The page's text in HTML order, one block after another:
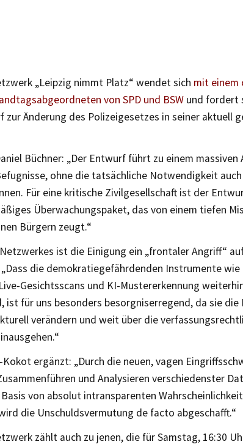
„Leipzig nimmt Platz“ wendet sich mit einem
von SPD und BSW und fordert
zur Änderung des Polizeigesetzes in seiner aktuell
Büchner: „Der Entwurf führt zu einem massiven
ohne die tatsächliche Notwendigkeit
Für eine kritische Zivilgesellschaft ist der
Überwachungspaket, das von einem tiefen
Bürgern zeugt.“
ist die Einigung ein „frontaler Angriff“
die demokratiegefährdenden Instrumente wie
Gesichtsscans und KI-Mustererkennung
ist für uns besonders besorgniserregend, da sie die
verändern und weit über die
Kokot ergänzt: „Durch die neuen, vagen
und Analysieren verschiedenster
Basis von absolut intransparenten
die Unschuldsvermutung de facto abgeschafft.“
zählt auch zu jenen, die für Samstag, 16:30